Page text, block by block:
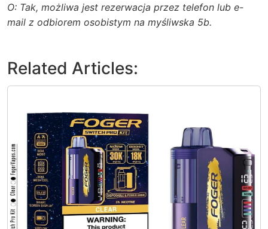
O: Tak, możliwa jest rezerwacja przez telefon lub e-
mail z odbiorem osobistym na myśliwska 5b.
Related Articles: